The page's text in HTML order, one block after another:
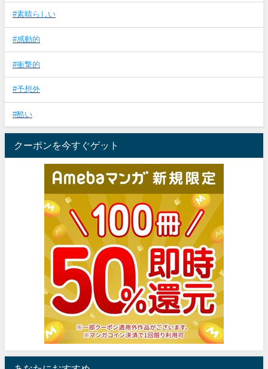
#素晴らしい
#感動的
#衝撃的
#予想外
#酷い
クーポンを今すぐゲット